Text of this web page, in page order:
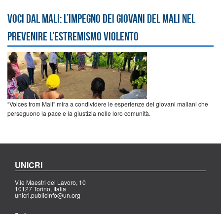
Voci dal Mali: l’impegno dei giovani del Mali nel
prevenire l’estremismo violento
“Voices from Mali” mira a condividere le esperienze dei giovani maliani che
perseguono la pace e la giustizia nelle loro comunità.
UNICRI
V.le Maestri del Lavoro, 10
10127 Torino, Italia
unicri.publicinfo@un.org